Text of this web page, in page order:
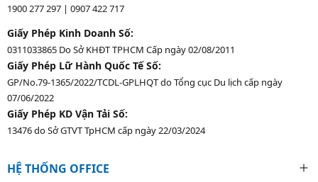
1900 277 297 | 0907 422 717
Giấy Phép Kinh Doanh Số:
0311033865 Do Sở KHĐT TPHCM Cấp ngày 02/08/2011
Giấy Phép Lữ Hành Quốc Tế Số:
GP/No.79-1365/2022/TCDL-GPLHQT do Tổng cục Du lịch cấp ngày
07/06/2022
Giấy Phép KD Vận Tải Số:
13476 do Sở GTVT TpHCM cấp ngày 22/03/2024
HỆ THỐNG OFFICE